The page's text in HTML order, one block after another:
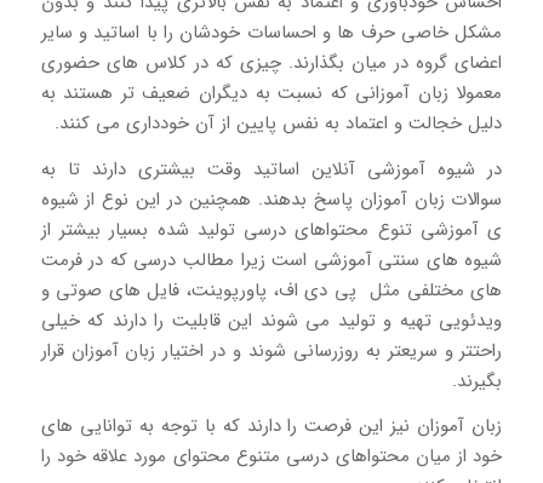
مشکل خاصی حرف ها و احساسات خودشان را با اساتید و سایر
اعضای گروه در میان بگذارند. چیزی که در کلاس های حضوری
معمولا زبان آموزانی که نسبت به دیگران ضعیف تر هستند به
دلیل خجالت و اعتماد به نفس پایین از آن خودداری می کنند.
در شیوه آموزشی آنلاین اساتید وقت بیشتری دارند تا به
سوالات زبان آموزان پاسخ بدهند. همچنین در این نوع از شیوه
ی آموزشی تنوع محتواهای درسی تولید شده بسیار بیشتر از
شیوه های سنتی آموزشی است زیرا مطالب درسی که در فرمت
های مختلفی مثل پی دی اف، پاورپوینت، فایل های صوتی و
ویدئویی تهیه و تولید می شوند این قابلیت را دارند که خیلی
راحتتر و سریعتر به روزرسانی شوند و در اختیار زبان آموزان قرار
بگیرند.
زبان آموزان نیز این فرصت را دارند که با توجه به توانایی های
خود از میان محتواهای درسی متنوع محتوای مورد علاقه خود را